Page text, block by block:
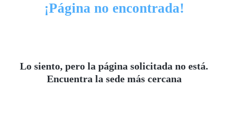
¡Página no encontrada!
Lo siento, pero la página solicitada no está.
Encuentra la sede más cercana